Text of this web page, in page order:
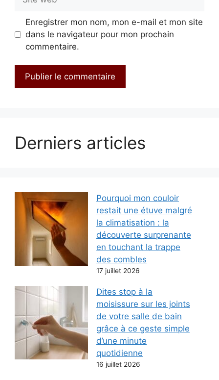
web
Enregistrer mon nom, mon e-mail et mon site
dans le navigateur pour mon prochain
commentaire.
Derniers articles
Pourquoi mon couloir
restait une étuve malgré
la climatisation : la
découverte surprenante
en touchant la trappe
des combles
17 juillet 2026
Dites stop à la
moisissure sur les joints
de votre salle de bain
grâce à ce geste simple
d’une minute
quotidienne
16 juillet 2026